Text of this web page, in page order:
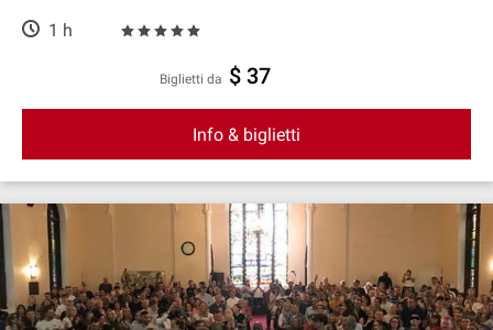
1 h
Biglietti da $ 37
Info & biglietti